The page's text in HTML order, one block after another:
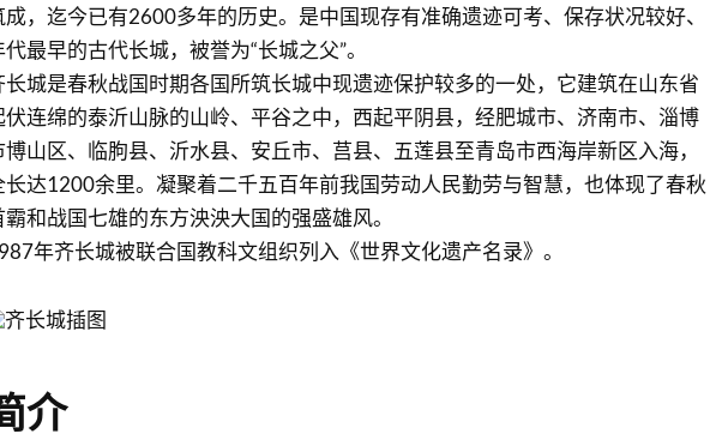
成，迄今已有2600多年的历史。是中国现存有准确遗迹可考、保存状况较好、
代最早的古代长城，被誉为“长城之父”。
长城是春秋战国时期各国所筑长城中现遗迹保护较多的一处，它建筑在山东省
伏连绵的泰沂山脉的山岭、平谷之中，西起平阴县，经肥城市、济南市、淄博
博山区、临朐县、沂水县、安丘市、莒县、五莲县至青岛市西海岸新区入海，
长达1200余里。凝聚着二千五百年前我国劳动人民勤劳与智慧，也体现了春秋
霸和战国七雄的东方泱泱大国的强盛雄风。
年齐长城被联合国教科文组织列入《世界文化遗产名录》。
介